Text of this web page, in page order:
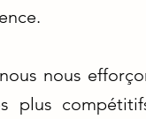
nous
plus